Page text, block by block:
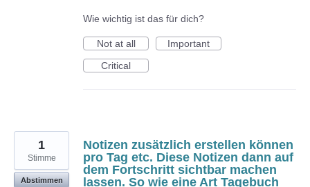
Wie wichtig ist das für dich?
Not at all
Important
Critical
Notizen zusätzlich erstellen können
pro Tag etc. Diese Notizen dann auf
dem Fortschritt sichtbar machen
lassen. So wie eine Art Tagebuch
1
Stimme
Abstimmen